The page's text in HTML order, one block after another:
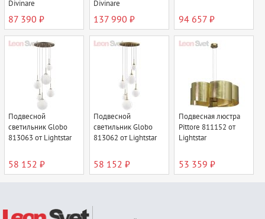
Divinare
87 390 ₽
Divinare
137 990 ₽ 94 657 ₽
Подвесной
светильник Globo
813063 от Lightstar
58 152 ₽
Подвесной
светильник Globo
813062 от Lightstar
58 152 ₽
Подвесная люстра
Pittore 811152 от
Lightstar
53 359 ₽